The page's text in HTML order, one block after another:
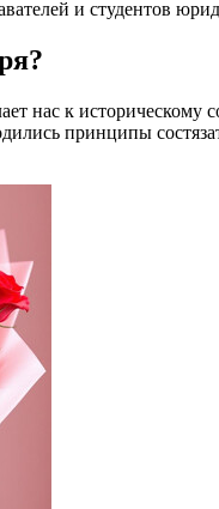
и студентов
нас к
принципы